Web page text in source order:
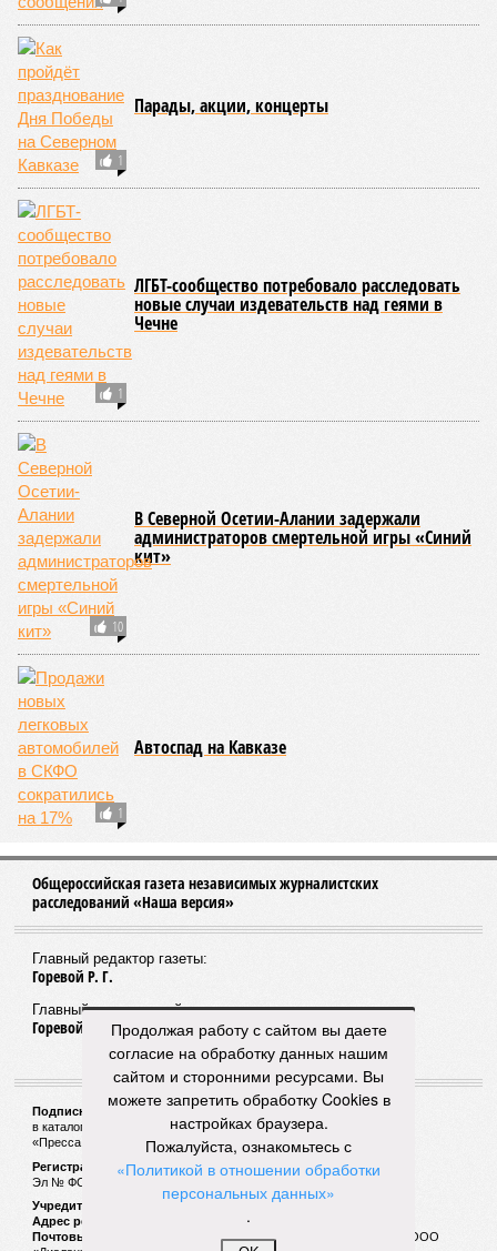
первого
электротакси
КОММЕНТАРИИ 0
05/08
Ставрополье вошло в топ-10 регионов России по
турпотоку в первой половине 2026 года
05/08
Более трети автомобилистов Северного Кавказа
стали реже пользоваться машиной
04/08
В Северной Осетии задержали мужчину за стрельбу
на базе отдыха
04/08
Школьный набор на Ставрополье подорожал до 19,3
04/08
В Дагестане нашли почти 3,9 тысячи земельных
участков под жилую застройку
ЕЩЕ НОВОСТИ
Энергетики выявили почти 200 случаев
нарушений в охранных зонах ЛЭП в Дагестане
Регионы СКФО сохранили низкие позиции в
рейтинге научно-технологического развития
Продолжая работу с сайтом вы даете
согласие на обработку данных нашим
сайтом и сторонними ресурсами. Вы
можете запретить обработку Cookies в
настройках браузера.
Пожалуйста, ознакомьтесь с
«Политикой в отношении обработки
персональных данных»
.